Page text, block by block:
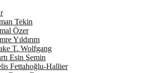
Tekin
Özer
Yıldırım
T. Wolfgang
Esin Şemin
Fettahoğlu-Hallier